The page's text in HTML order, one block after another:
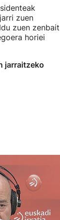
zuen
zuen zenbait
horiei
jarraitzeko